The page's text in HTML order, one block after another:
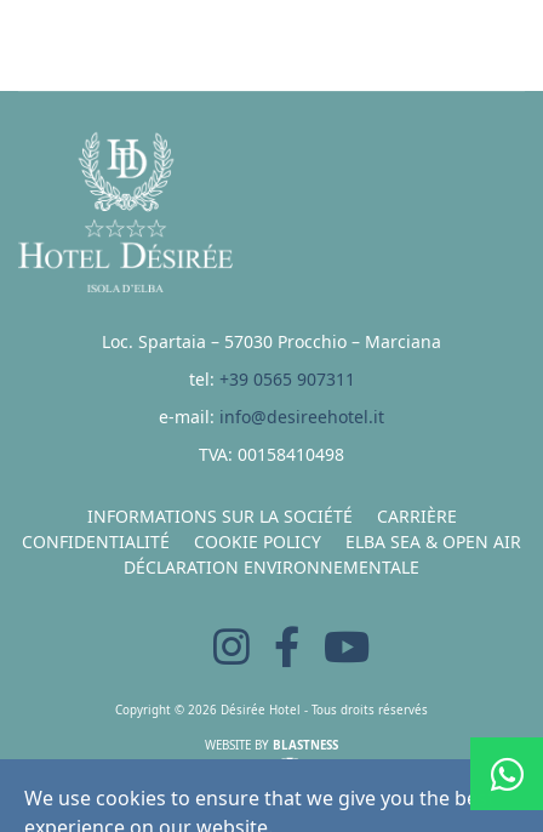
Loc. Spartaia – 57030 Procchio – Marciana
tel: +39 0565 907311
e-mail: info@desireehotel.it
TVA: 00158410498
INFORMATIONS SUR LA SOCIÉTÉ
CARRIÈRE
CONFIDENTIALITÉ
COOKIE POLICY
ELBA SEA & OPEN AIR
DÉCLARATION ENVIRONNEMENTALE
Copyright © 2026 Désirée Hotel - Tous droits réservés
WEBSITE BY BLASTNESS
BOOKING ENGINE BY
We use cookies to ensure that we give you the best